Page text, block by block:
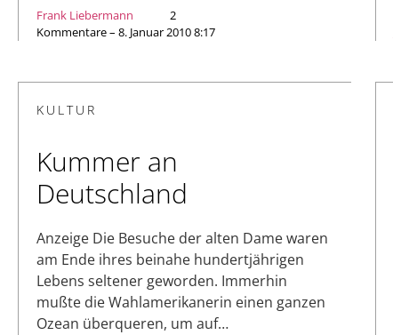
Frank Liebermann
2
Kommentare – 8. Januar 2010 8:17
KULTUR
Kummer an
Deutschland
Anzeige Die Besuche der alten Dame waren
am Ende ihres beinahe hundertjährigen
Lebens seltener geworden. Immerhin
mußte die Wahlamerikanerin einen ganzen
Ozean überqueren, um auf…